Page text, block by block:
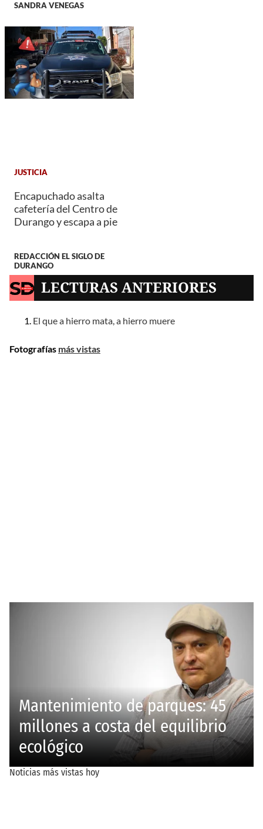
SANDRA VENEGAS
JUSTICIA
Encapuchado asalta
cafetería del Centro de
Durango y escapa a pie
REDACCIÓN EL SIGLO DE
DURANGO
LECTURAS ANTERIORES
El que a hierro mata, a hierro muere
Fotografías más vistas